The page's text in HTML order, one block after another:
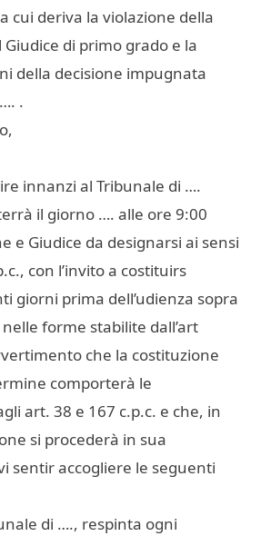
cui deriva la violazione della
di primo grado e la
della decisione impugnata
.
innanzi al Tribunale di ….
il giorno …. alle ore 9:00
e Giudice da designarsi ai sensi
con l’invito a costituirs
giorni prima dell’udienza sopra
forme stabilite dall’art
che la costituzione
comporterà le
art. 38 e 167 c.p.c. e che, in
si procederà in sua
sentir accogliere le seguenti
di …., respinta ogni